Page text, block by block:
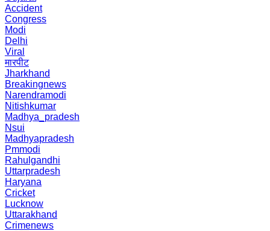
Accident
Congress
Modi
Delhi
Viral
मारपीट
Jharkhand
Breakingnews
Narendramodi
Nitishkumar
Madhya_pradesh
Nsui
Madhyapradesh
Pmmodi
Rahulgandhi
Uttarpradesh
Haryana
Cricket
Lucknow
Uttarakhand
Crimenews